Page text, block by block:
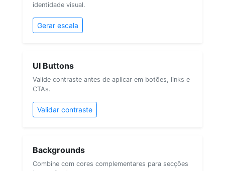
identidade visual.
Gerar escala
UI Buttons
Valide contraste antes de aplicar em botões, links e
CTAs.
Validar contraste
Backgrounds
Combine com cores complementares para secções